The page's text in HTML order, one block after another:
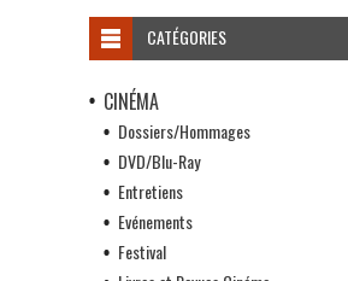
CATÉGORIES
CINÉMA
Dossiers/Hommages
DVD/Blu-Ray
Entretiens
Evénements
Festival